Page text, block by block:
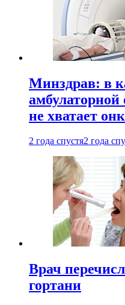
Минздрав: в
не хватает
2 года спустя2 года
Врач
гортани